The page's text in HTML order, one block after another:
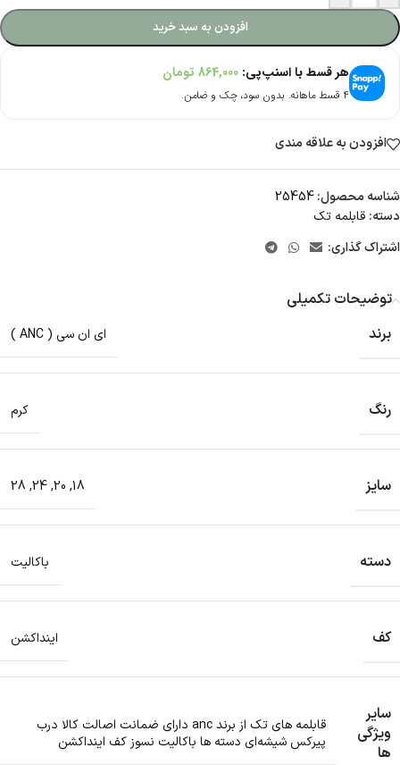
افزودن به سبد خرید
هر قسط با اسنپ‌پی: 864,000 تومان
۴ قسط ماهانه. بدون سود، چک و ضامن.
افزودن به علاقه مندی
شناسه محصول:25454
دسته: قابلمه تک
اشتراک گذاری:
توضیحات تکمیلی
برند
ای ان سی ( ANC )
رنگ کرم
سایز 18
,
20
,
24
,
28
دسته باکالیت
کف اینداکشن
سایر
ویژگی
ها
قابلمه های تک از برند anc دارای ضمانت اصالت کالا درب
پیرکس شیشه‌ای دسته ها باکالیت نسوز کف اینداکشن